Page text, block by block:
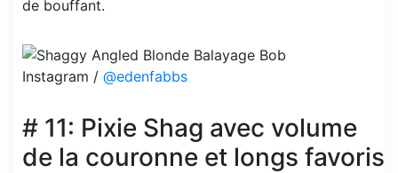
de bouffant.
Instagram / @edenfabbs
# 11: Pixie Shag avec volume
de la couronne et longs favoris